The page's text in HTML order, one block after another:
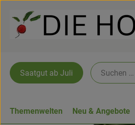
Saatgut ab Juli
Themenwelten Neu & Angebote